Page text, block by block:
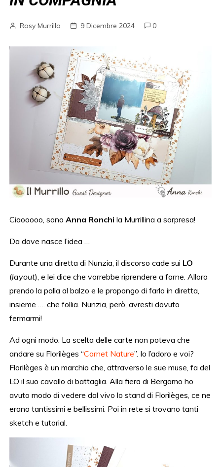
Rosy Murrillo 9 Dicembre 2024 0
Ciaooooo, sonoAnna Ronchi la Murrillina a sorpresa!
Da dove nasce l’idea …
Durante una diretta di Nunzia, il discorso cade sui LO
(layout), e lei dice che vorrebbe riprendere a farne. Allora
prendo la palla al balzo e le propongo di farlo in diretta,
insieme …. che follia. Nunzia, però, avresti dovuto
fermarmi!
Ad ogni modo. La scelta delle carte non poteva che
andare su Florilèges “Carnet Nature”. Io l’adoro e voi?
Florilèges è un marchio che, attraverso le sue muse, fa del
LO il suo cavallo di battaglia. Alla fiera di Bergamo ho
avuto modo di vedere dal vivo lo stand di Florilèges, ce ne
erano tantissimi e bellissimi. Poi in rete si trovano tanti
sketch e tutorial.